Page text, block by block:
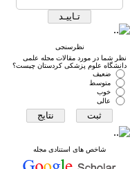
نظرسنجی
نظر شما در مورد مقالات مجله علمی
دانشگاه علوم پزشکی کردستان چیست؟
ضعیف
متوسط
خوب
عالی
شاخص های استنادی مجله